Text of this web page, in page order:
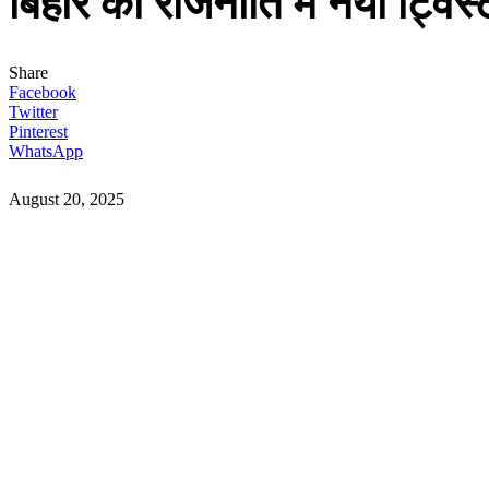
Share
Facebook
Twitter
Pinterest
WhatsApp
August 20, 2025